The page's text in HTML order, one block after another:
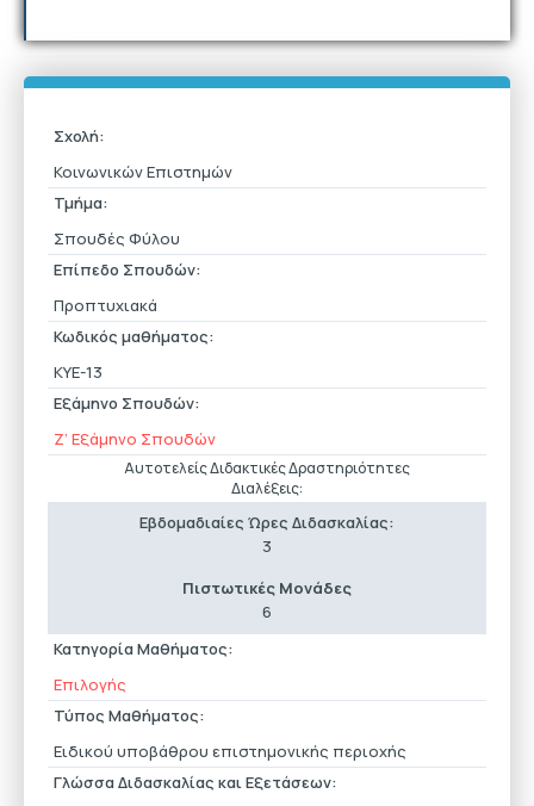
Σχολή:
Κοινωνικών Επιστημών
Τμήμα:
Σπουδές Φύλου
Επίπεδο Σπουδών:
Προπτυχιακά
Κωδικός μαθήματος:
ΚΥΕ-13
Εξάμηνο Σπουδών:
Ζ’ Εξάμηνο Σπουδών
Αυτοτελείς Διδακτικές Δραστηριότητες
Διαλέξεις:
Εβδομαδιαίες Ώρες Διδασκαλίας:
3
Πιστωτικές Μονάδες
6
Κατηγορία Μαθήματος:
Επιλογής
Τύπος Μαθήματος:
Ειδικού υποβάθρου επιστημονικής περιοχής
Γλώσσα Διδασκαλίας και Εξετάσεων: